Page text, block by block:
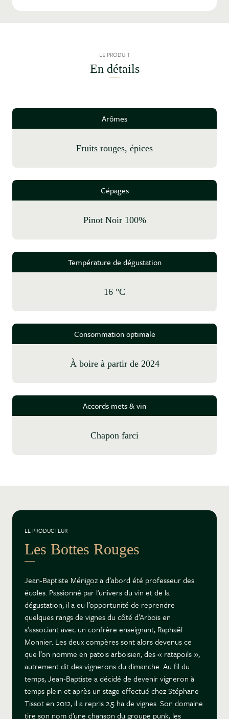
LE PRODUIT
En détails
Arômes
fruits rouges, épices
Cépages
Pinot Noir 100%
Température de dégustation
16 °C
Consommation optimale
à boire à partir de 2024
Accords mets & vin
Chapon farci
LE PRODUCTEUR
Les Bottes Rouges
Jean-Baptiste Ménigoz a d’abord été professeur des
écoles. Passionné par l’univers du vin et de la
dégustation, il a eu l’opportunité de reprendre
quelques rangs de vignes du côté d’Arbois en
s’associant avec un confrère enseignant, Raphaël
Monnier. Les deux compères sont alors devenus ce
que l’on nomme en patois arboisien, des « ratapoils »,
autrement dit des vignerons du dimanche. Au fil du
temps, Jean-Baptiste a décidé de devenir vigneron à
temps plein et après un stage effectué chez Stéphane
Tissot en 2012, il a repris 2,5 ha de vignes. Son domaine
tire son nom d’une chanson du groupe punk, les